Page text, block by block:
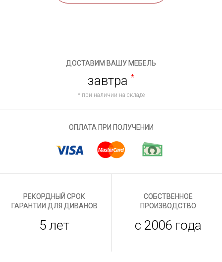
ДОСТАВИМ ВАШУ МЕБЕЛЬ
завтра *
* при наличии на складе
ОПЛАТА ПРИ ПОЛУЧЕНИИ
РЕКОРДНЫЙ СРОК
ГАРАНТИИ ДЛЯ ДИВАНОВ
5 лет
СОБСТВЕННОЕ
ПРОИЗВОДСТВО
с 2006 года